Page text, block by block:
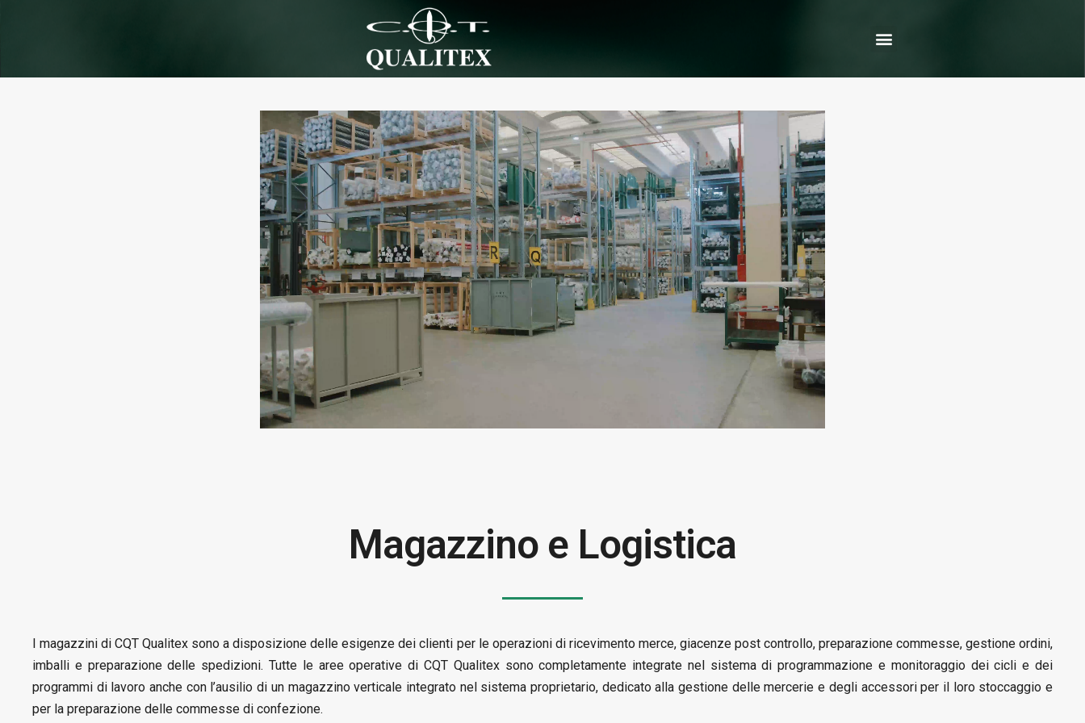
Magazzino e Logistica
I magazzini di CQT Qualitex sono a disposizione delle esigenze dei clienti per le operazioni di ricevimento merce, giacenze post controllo, preparazione commesse, gestione ordini,
imballi e preparazione delle spedizioni. Tutte le aree operative di CQT Qualitex sono completamente integrate nel sistema di programmazione e monitoraggio dei cicli e dei
programmi di lavoro anche con l’ausilio di un magazzino verticale integrato nel sistema proprietario, dedicato alla gestione delle mercerie e degli accessori per il loro stoccaggio e
per la preparazione delle commesse di confezione.